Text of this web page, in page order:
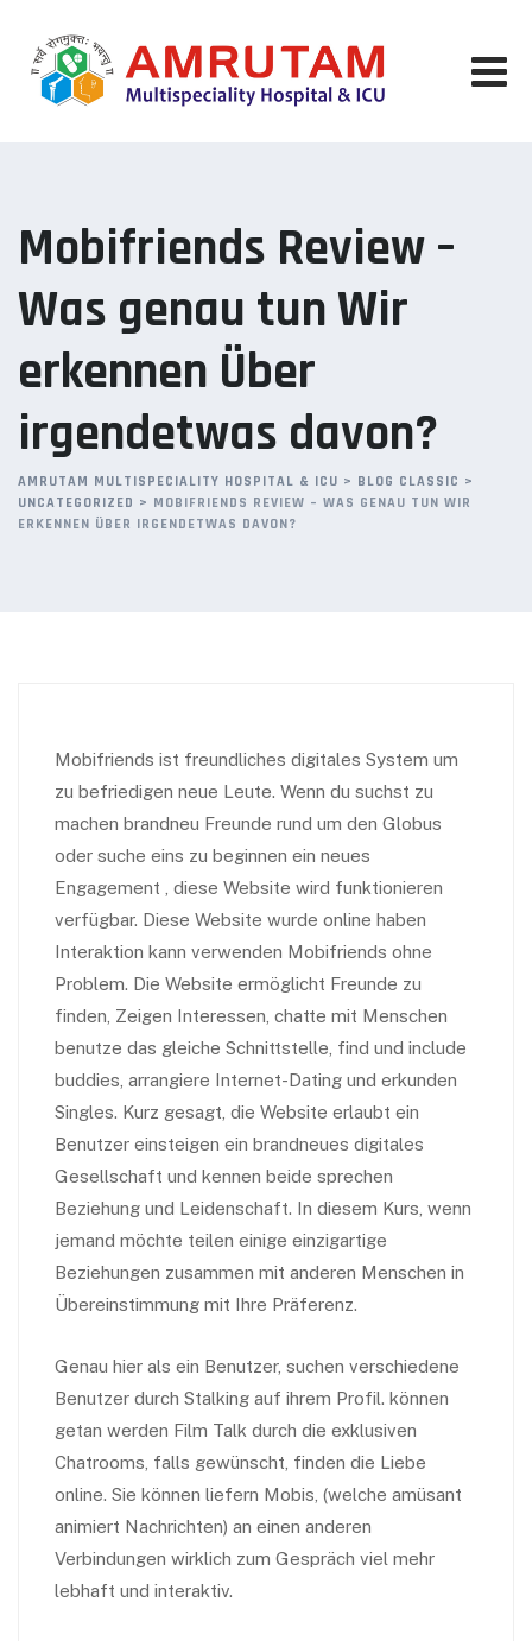
content
Mobifriends Review –
Was genau tun Wir
erkennen Über
irgendetwas davon?
AMRUTAM MULTISPECIALITY HOSPITAL & ICU > BLOG CLASSIC >
UNCATEGORIZED > MOBIFRIENDS REVIEW – WAS GENAU TUN WIR
ERKENNEN ÜBER IRGENDETWAS DAVON?
Mobifriends ist freundliches digitales System um
zu befriedigen neue Leute. Wenn du suchst zu
machen brandneu Freunde rund um den Globus
oder suche eins zu beginnen ein neues
Engagement , diese Website wird funktionieren
verfügbar. Diese Website wurde online haben
Interaktion kann verwenden Mobifriends ohne
Problem. Die Website ermöglicht Freunde zu
finden, Zeigen Interessen, chatte mit Menschen
benutze das gleiche Schnittstelle, find und include
buddies, arrangiere Internet-Dating und erkunden
Singles. Kurz gesagt, die Website erlaubt ein
Benutzer einsteigen ein brandneues digitales
Gesellschaft und kennen beide sprechen
Beziehung und Leidenschaft. In diesem Kurs, wenn
jemand möchte teilen einige einzigartige
Beziehungen zusammen mit anderen Menschen in
Übereinstimmung mit Ihre Präferenz.
Genau hier als ein Benutzer, suchen verschiedene
Benutzer durch Stalking auf ihrem Profil. können
getan werden Film Talk durch die exklusiven
Chatrooms, falls gewünscht, finden die Liebe
online. Sie können liefern Mobis, (welche amüsant
animiert Nachrichten) an einen anderen
Verbindungen wirklich zum Gespräch viel mehr
lebhaft und interaktiv.